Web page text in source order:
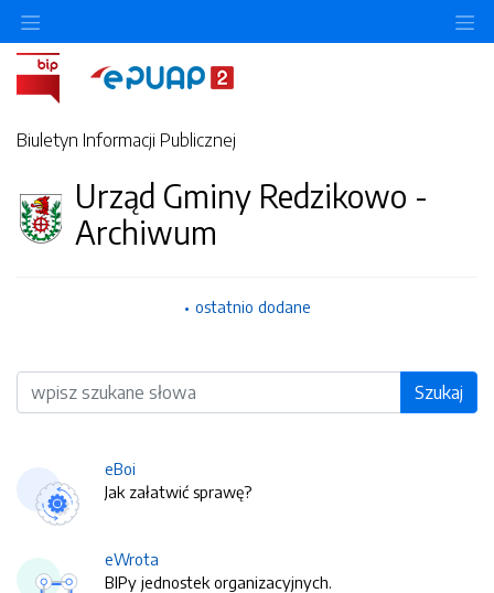
Biuletyn Informacji Publicznej
Urząd Gminy Redzikowo -
Archiwum
ostatnio dodane
Wyszukiwarka Szukaj
eBoi
Jak załatwić sprawę?
eWrota
BIPy jednostek organizacyjnych.